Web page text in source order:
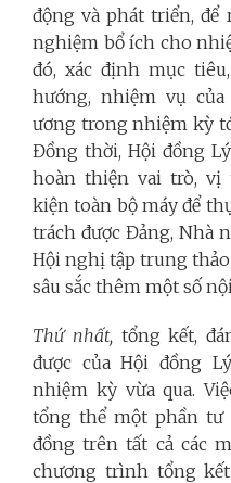
động và phát triển,
nghiệm bổ ích cho
đó, xác định mục
hướng, nhiệm vụ
ương trong nhiệm kỳ
Đồng thời, Hội đồng
hoàn thiện vai trò, vị
kiện toàn bộ máy để
trách được Đảng, Nhà
Hội nghị tập trung
sâu sắc thêm một số
Thứ nhất, tổng kết,
được của Hội đồng
nhiệm kỳ vừa qua.
tổng thể một phần tư
đồng trên tất cả các
chương trình tổng